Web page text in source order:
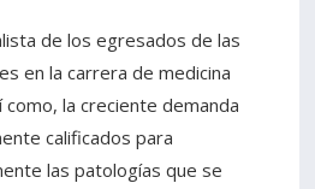
de los egresados de las
en la carrera de medicina
la creciente demanda
calificados para
las patologías que se